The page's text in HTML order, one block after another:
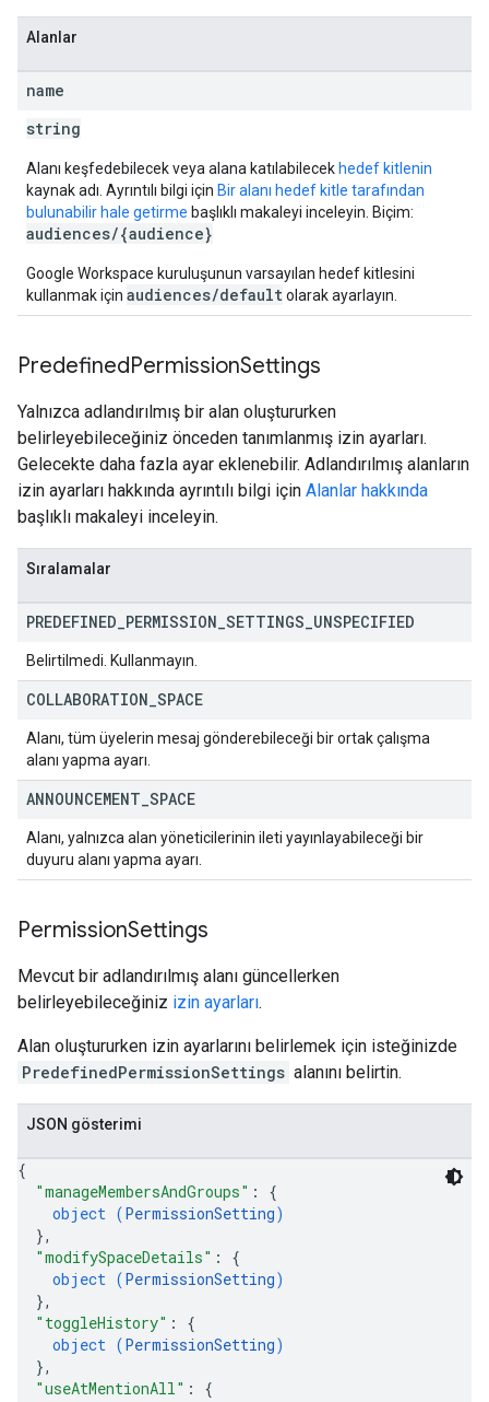
Alanlar
name
string
Alanı keşfedebilecek veya alana katılabilecek hedef kitlenin
kaynak adı. Ayrıntılı bilgi için Bir alanı hedef kitle tarafından
bulunabilir hale getirme başlıklı makaleyi inceleyin. Biçim:
audiences/{audience}
Google Workspace kuruluşunun varsayılan hedef kitlesini
kullanmak için audiences/defaultolarak ayarlayın.
PredefinedPermissionSettings
Yalnızca adlandırılmış bir alan oluştururken
belirleyebileceğiniz önceden tanımlanmış izin ayarları.
Gelecekte daha fazla ayar eklenebilir. Adlandırılmış alanların
izin ayarları hakkında ayrıntılı bilgi için Alanlar hakkında
başlıklı makaleyi inceleyin.
Sıralamalar
PREDEFINED PERMISSION SETTINGS UNSPECIFIED
Belirtilmedi. Kullanmayın.
COLLABORATION SPACE
Alanı, tüm üyelerin mesaj gönderebileceği bir ortak çalışma
alanı yapma ayarı.
ANNOUNCEMENT SPACE
Alanı, yalnızca alan yöneticilerinin ileti yayınlayabileceği bir
duyuru alanı yapma ayarı.
PermissionSettings
Mevcut bir adlandırılmış alanı güncellerken
belirleyebileceğiniz izin ayarları.
Alan oluştururken izin ayarlarını belirlemek için isteğinizde
PredefinedPermissionSettings alanını belirtin.
JSON gösterimi
{
"manageMembersAndGroups" : {
object (PermissionSetting)
},
"modifySpaceDetails" : {
object (PermissionSetting)
},
"toggleHistory" : {
object (PermissionSetting)
},
"useAtMentionAll" : {